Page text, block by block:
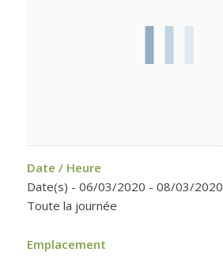
Date / Heure
Date(s) - 06/03/2020 - 08/03/2020
Toute la journée
Emplacement